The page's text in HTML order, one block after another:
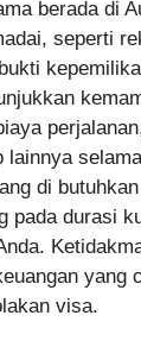
berada di
seperti
lainnya
di
pada durasi
yang
visa.